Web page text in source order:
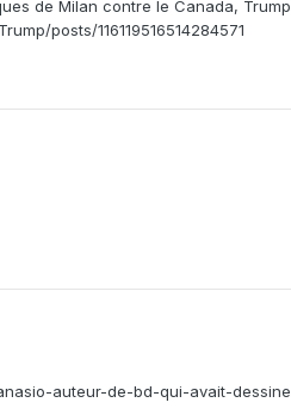
de Milan contre le Canada,
posts/116119516514284571
auteur-de-bd-qui-avait-